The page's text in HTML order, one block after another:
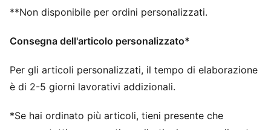
**Non disponibile per ordini personalizzati.
Consegna dell'articolo personalizzato*
Per gli articoli personalizzati, il tempo di elaborazione
è di 2-5 giorni lavorativi addizionali.
*Se hai ordinato più articoli, tieni presente che